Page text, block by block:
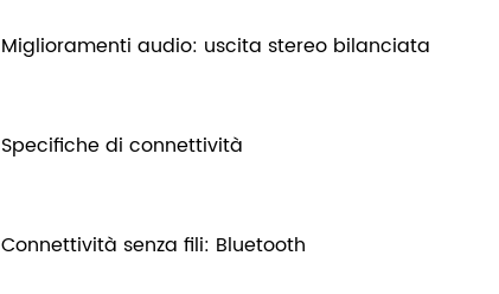
Miglioramenti audio: uscita stereo bilanciata
Specifiche di connettività
Connettività senza fili: Bluetooth